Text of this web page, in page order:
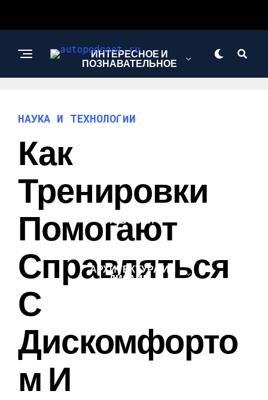
ИНТЕРЕСНОЕ И
ПОЗНАВАТЕЛЬНОЕ
АВТО
НОВОСТИ
АРХИТЕКТУРА И
ДИЗАЙН
НАУКА И ТЕХНОЛОГИИ
Как
Тренировки
Помогают
Справляться
С
Дискомфорто
М И